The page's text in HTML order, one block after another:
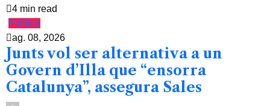
4 min read
Política
ag. 08, 2026
Junts vol ser alternativa a un
Govern d’Illa que “ensorra
Catalunya”, assegura Sales